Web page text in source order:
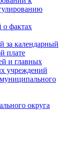
о фактах
за календарный
плате
и главных
учреждений
округа